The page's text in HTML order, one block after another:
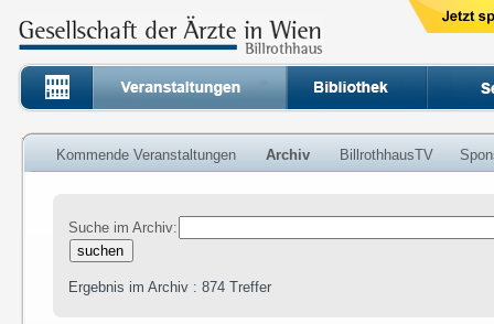
Kommende Veranstaltungen Archiv BillrothhausTV
Suche im Archiv:
Ergebnis im Archiv : 874 Treffer